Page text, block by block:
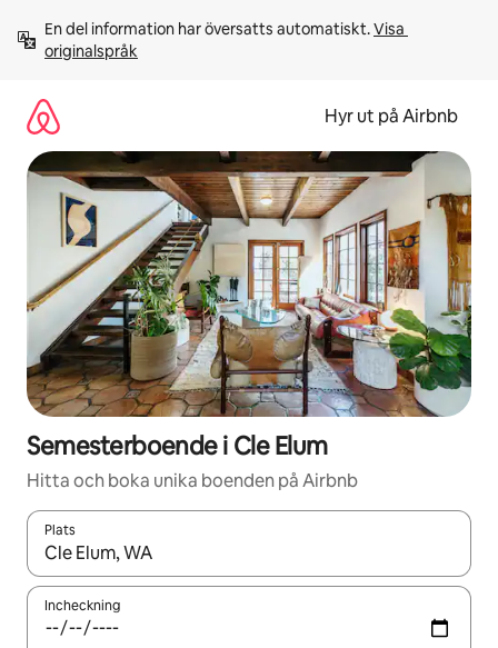
innehåll
En del information har översatts automatiskt. Visa
originalspråk
Hyr ut på Airbnb
Semesterboende i Cle Elum
Hitta och boka unika boenden på Airbnb
Plats
När resultaten är tillgängliga kan du navigera med upp- och
Incheckning